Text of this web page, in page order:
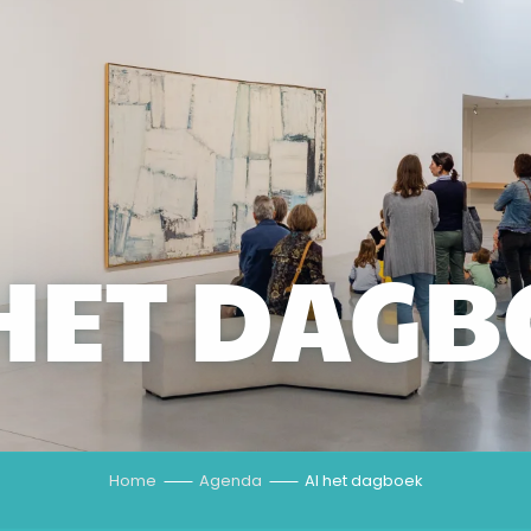
Home Agenda Al het dagboek